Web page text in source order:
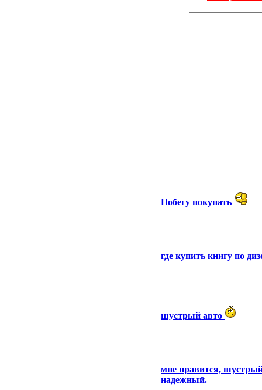
Побегу покупать
где купить книгу по
шустрый авто
мне нравится,
надежный.